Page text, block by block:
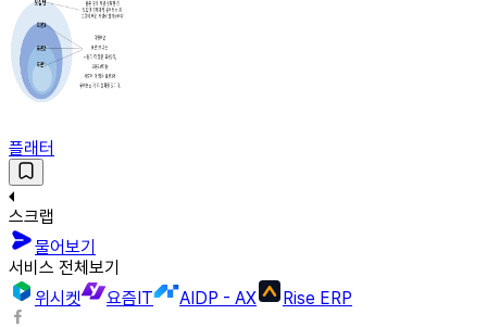
플래터
스크랩
물어보기
서비스 전체보기
위시켓
요즘IT AIDP - AX Rise ERP